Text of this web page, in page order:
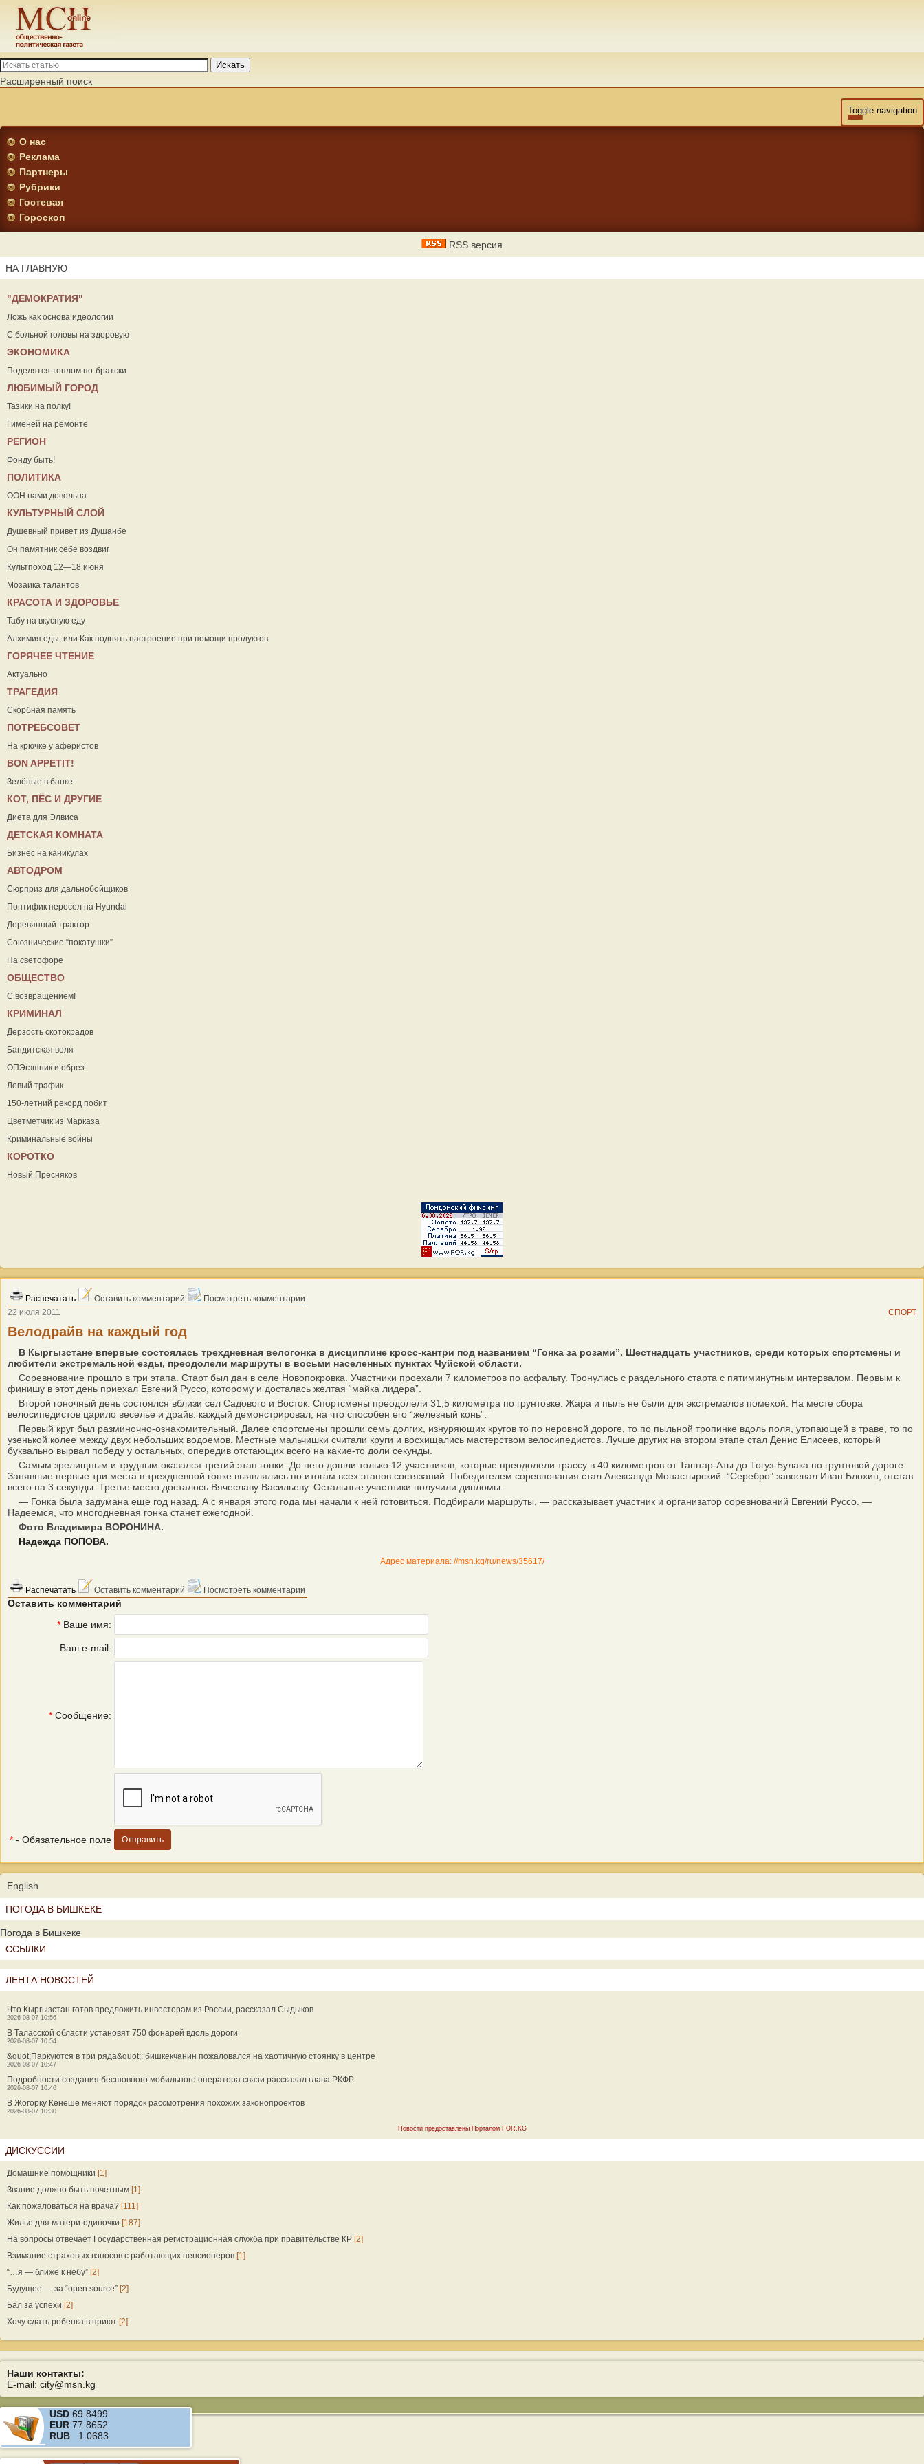
Искать
Расширенный поиск
Toggle navigation
О нас
Реклама
Партнеры
Рубрики
Гостевая
Гороскоп
RSS версия
НА ГЛАВНУЮ
"ДЕМОКРАТИЯ"
Ложь как основа идеологии
С больной головы на здоровую
ЭКОНОМИКА
Поделятся теплом по-братски
ЛЮБИМЫЙ ГОРОД
Тазики на полку!
Гименей на ремонте
РЕГИОН
Фонду быть!
ПОЛИТИКА
ООН нами довольна
КУЛЬТУРНЫЙ СЛОЙ
Душевный привет из Душанбе
Он памятник себе воздвиг
Культпоход 12—18 июня
Мозаика талантов
КРАСОТА И ЗДОРОВЬЕ
Табу на вкусную еду
Алхимия еды, или Как поднять настроение при помощи продуктов
ГОРЯЧЕЕ ЧТЕНИЕ
Актуально
ТРАГЕДИЯ
Скорбная память
ПОТРЕБСОВЕТ
На крючке у аферистов
ВON APPETIT!
Зелёные в банке
КОТ, ПЁС И ДРУГИЕ
Диета для Элвиса
ДЕТСКАЯ КОМНАТА
Бизнес на каникулах
АВТОДРОМ
Сюрприз для дальнобойщиков
Понтифик пересел на Hyundai
Деревянный трактор
Союзнические “покатушки”
На светофоре
ОБЩЕСТВО
С возвращением!
КРИМИНАЛ
Дерзость скотокрадов
Бандитская воля
ОПЭгэшник и обрез
Левый трафик
150-летний рекорд побит
Цветметчик из Марказа
Криминальные войны
КОРОТКО
Новый Пресняков
Распечатать Оставить комментарий
Посмотреть комментарии
22 июля 2011
СПОРТ
Велодрайв на каждый год
В Кыргызстане впервые состоялась трехдневная велогонка в дисциплине кросс-кантри под названием “Гонка за розами”. Шестнадцать участников, среди которых спортсмены и
любители экстремальной езды, преодолели маршруты в восьми населенных пунктах Чуйской области.
Соревнование прошло в три этапа. Старт был дан в селе Новопокровка. Участники проехали 7 километров по асфальту. Тронулись с раздельного старта с пятиминутным интервалом. Первым к
финишу в этот день приехал Евгений Руссо, которому и досталась желтая “майка лидера”.
Второй гоночный день состоялся вблизи сел Садового и Восток. Спортсмены преодолели 31,5 километра по грунтовке. Жара и пыль не были для экстремалов помехой. На месте сбора
велосипедистов царило веселье и драйв: каждый демонстрировал, на что способен его “железный конь”.
Первый круг был разминочно-ознакомительный. Далее спортсмены прошли семь долгих, изнуряющих кругов то по неровной дороге, то по пыльной тропинке вдоль поля, утопающей в траве, то по
узенькой колее между двух небольших водоемов. Местные мальчишки считали круги и восхищались мастерством велосипедистов. Лучше других на втором этапе стал Денис Елисеев, который
буквально вырвал победу у остальных, опередив отстающих всего на какие-то доли секунды.
Самым зрелищным и трудным оказался третий этап гонки. До него дошли только 12 участников, которые преодолели трассу в 40 километров от Таштар-Аты до Тогуз-Булака по грунтовой дороге.
Занявшие первые три места в трехдневной гонке выявлялись по итогам всех этапов состязаний. Победителем соревнования стал Александр Монастырский. “Серебро” завоевал Иван Блохин, отстав
всего на 3 секунды. Третье место досталось Вячеславу Васильеву. Остальные участники получили дипломы.
— Гонка была задумана еще год назад. А с января этого года мы начали к ней готовиться. Подбирали маршруты, — рассказывает участник и организатор соревнований Евгений Руссо. —
Надеемся, что многодневная гонка станет ежегодной.
Фото Владимира ВОРОНИНА.
Надежда ПОПОВА.
Адрес материала: //msn.kg/ru/news/35617/
Распечатать Оставить комментарий Посмотреть комментарии
Оставить комментарий
* Ваше имя:
Ваш e-mail:
* Сообщение:
* - Обязательное поле
English
ПОГОДА В БИШКЕКЕ
Погода в Бишкеке
ССЫЛКИ
ЛЕНТА НОВОСТЕЙ
Что Кыргызстан готов предложить инвесторам из России, рассказал Сыдыков
2026-08-07 10:56
В Таласской области установят 750 фонарей вдоль дороги
2026-08-07 10:54
&quot;Паркуются в три ряда&quot;: бишкекчанин пожаловался на хаотичную стоянку в центре
2026-08-07 10:47
Подробности создания бесшовного мобильного оператора связи рассказал глава РКФР
2026-08-07 10:46
В Жогорку Кенеше меняют порядок рассмотрения похожих законопроектов
2026-08-07 10:30
Новости предоставлены Порталом FOR.KG
ДИСКУССИИ
Домашние помощники [1]
Звание должно быть почетным [1]
Как пожаловаться на врача? [111]
Жилье для матери-одиночки [187]
На вопросы отвечает Государственная регистрационная служба при правительстве КР [2]
Взимание страховых взносов с работающих пенсионеров [1]
“…я — ближе к небу” [2]
Будущее — за “open source” [2]
Бал за успехи [2]
Хочу сдать ребенка в приют [2]
Наши контакты:
E-mail: city@msn.kg
USD 69.8499
EUR 77.8652
RUB 1.0683